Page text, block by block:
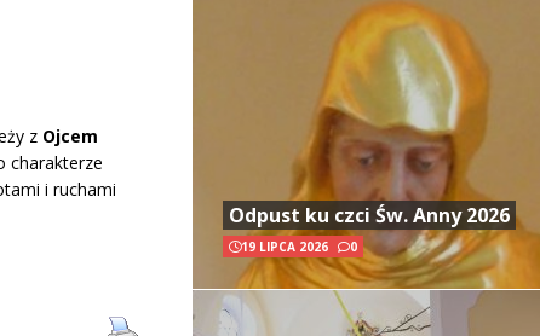
z Ojcem
charakterze
i ruchami
Odpust ku czci Św. Anny 2026
19 LIPCA 2026 0